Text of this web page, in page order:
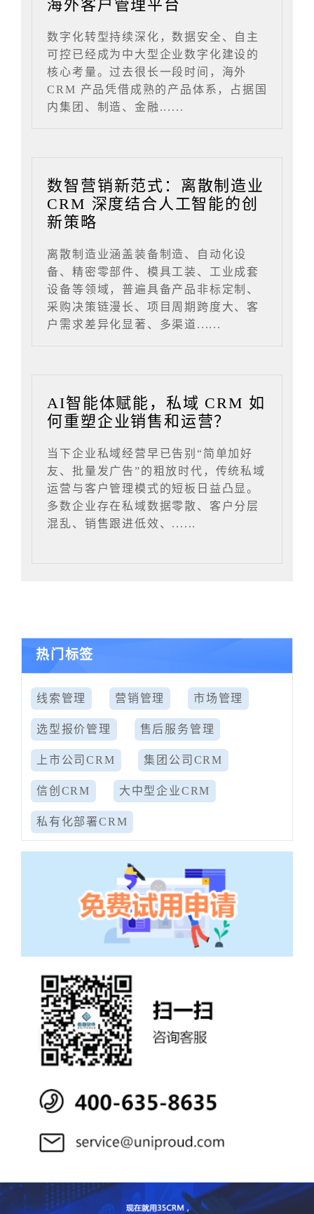
海外客户管理平台
数字化转型持续深化，数据安全、自主
可控已经成为中大型企业数字化建设的
核心考量。过去很长一段时间，海外
CRM 产品凭借成熟的产品体系，占据国
内集团、制造、金融......
数智营销新范式：离散制造业
CRM 深度结合人工智能的创
新策略
离散制造业涵盖装备制造、自动化设
备、精密零部件、模具工装、工业成套
设备等领域，普遍具备产品非标定制、
采购决策链漫长、项目周期跨度大、客
户需求差异化显著、多渠道......
AI智能体赋能，私域 CRM 如
何重塑企业销售和运营？
当下企业私域经营早已告别“简单加好
友、批量发广告”的粗放时代，传统私域
运营与客户管理模式的短板日益凸显。
多数企业存在私域数据零散、客户分层
混乱、销售跟进低效、......
热门标签
线索管理 营销管理 市场管理
选型报价管理 售后服务管理
上市公司CRM 集团公司CRM
信创CRM 大中型企业CRM
私有化部署CRM